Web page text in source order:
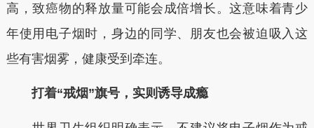
高，致癌物的释放量可能会成倍增长。这意味着青少
年使用电子烟时，身边的同学、朋友也会被迫吸入这
些有害烟雾，健康受到牵连。
打着“戒烟”旗号，实则诱导成瘾